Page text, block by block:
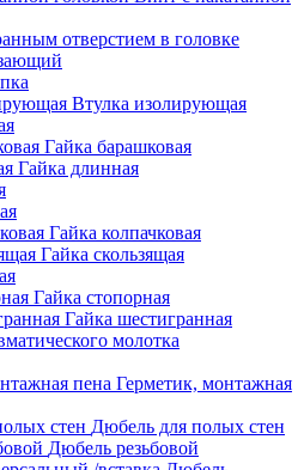
отверстием в головке
Втулка изолирующая
Гайка барашковая
Гайка длинная
Гайка колпачковая
Гайка скользящая
Гайка стопорная
Гайка шестигранная
молотка
Герметик, монтажная
Дюбель для полых стен
Дюбель резьбовой